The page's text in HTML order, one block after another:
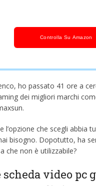
Pro X64 • Computer
Controlla Su Amazon
ho passato 41 ore a
dei migliori marchi
l’opzione che scegli abbia
bisogno. Dopotutto, ha
che non è utilizzabile?
video pc